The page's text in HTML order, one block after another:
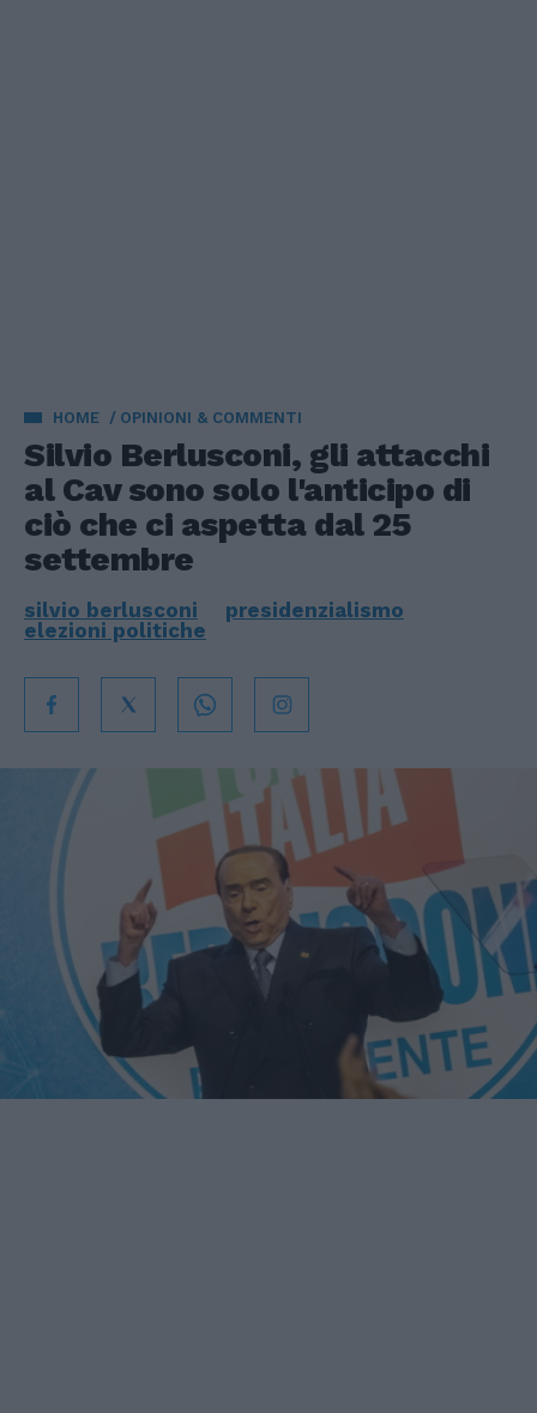
HOME OPINIONI & COMMENTI
Silvio Berlusconi, gli attacchi
al Cav sono solo l'anticipo di
ciò che ci aspetta dal 25
settembre
silvio berlusconi
presidenzialismo
elezioni politiche